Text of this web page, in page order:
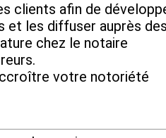
clients afin de
et les diffuser auprès
chez le notaire
votre notoriété